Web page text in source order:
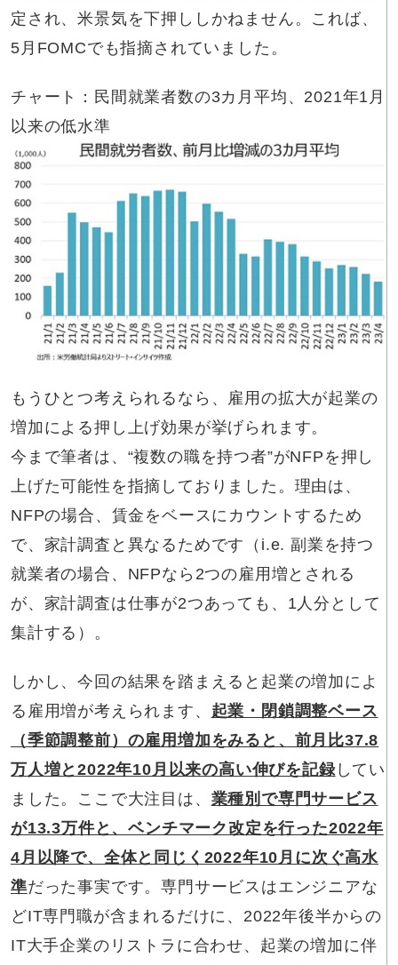
定され、米景気を下押ししかねません。これば、
5月FOMCでも指摘されていました。
チャート：民間就業者数の3カ月平均、2021年1月
以来の低水準
もうひとつ考えられるなら、雇用の拡大が起業の
増加による押し上げ効果が挙げられます。
今まで筆者は、“複数の職を持つ者”がNFPを押し
上げた可能性を指摘しておりました。理由は、
NFPの場合、賃金をベースにカウントするため
で、家計調査と異なるためです（i.e. 副業を持つ
就業者の場合、NFPなら2つの雇用増とされる
が、家計調査は仕事が2つあっても、1人分として
集計する）。
しかし、今回の結果を踏まえると起業の増加によ
る雇用増が考えられます、 起業・閉鎖調整ベース
（季節調整前）の雇用増加をみると、前月比37.8
万人増と2022年10月以来の高い伸びを記録してい
ました。ここで大注目は、 業種別で専門サービス
が13.3万件と、ベンチマーク改定を行った2022年
4月以降で、全体と同じく2022年10月に次ぐ高水
準だった事実です。専門サービスはエンジニアな
どIT専門職が含まれるだけに、2022年後半からの
IT大手企業のリストラに合わせ、起業の増加に伴